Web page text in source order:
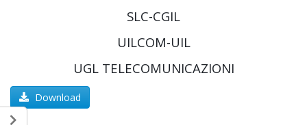
SLC-CGIL
UILCOM-UIL
UGL TELECOMUNICAZIONI
Download